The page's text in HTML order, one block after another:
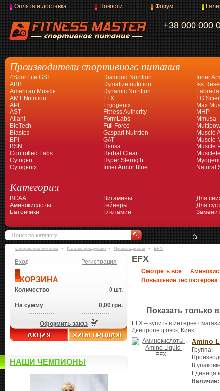
+38 000 000
Оплата и доставка Новости Форум
Производители спортивного питания
4SportLife GSI
ABB
American Muscle
AMT Nutrition
API
AST
Atlant
BioTech
Blastex
BPi
BSN
Controlled Labs
Cytogen
Cytogenix
Diamond Nutrition
Dymatize nutrition
Dynamic Nutrition
EFX
Ergogenix
Fitness Authority
FormLabs
Full Force
Gaspari Nutrition
GAT
Hansa
Herbal Clean
Hyper Sterngth
Inner Armor Blue
Inner
Iss
Labrada
LG
Max
MHP
Mmusa
Muscle
Muscle
Muscle
Natural
Категории
BCAA
Аминокислоты
Батончики
Витамины
Гейнеры
Глютамин
Для
Для
Спортивное питание Каталог продукции Производители EFX
Вход Регистрация
КОРЗИНА
Количество 0 шт.
На сумму 0,00 грн.
Оформить заказ
НАШИ ЧЕМПИОНЫ
EFX
Смотреть все
Повышение тестостерона
Показать только
EFX – купить в интернет
Днепропетровск, Киев.
Amino
Группа:
В
Единица
Наличие: